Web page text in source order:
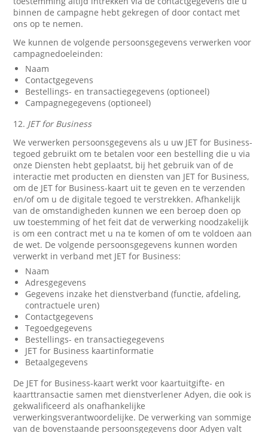
binnen de campagne hebt gekregen of door contact met
ons op te nemen.
We kunnen de volgende persoonsgegevens verwerken voor
campagnedoeleinden:
Naam
Contactgegevens
Bestellings- en transactiegegevens (optioneel)
Campagnegegevens (optioneel)
12. JET for Business
We verwerken persoonsgegevens als u uw JET for Business-
tegoed gebruikt om te betalen voor een bestelling die u via
onze Diensten hebt geplaatst, bij het gebruik van of de
interactie met producten en diensten van JET for Business,
om de JET for Business-kaart uit te geven en te verzenden
en/of om u de digitale tegoed te verstrekken. Afhankelijk
van de omstandigheden kunnen we een beroep doen op
uw toestemming of het feit dat de verwerking noodzakelijk
is om een contract met u na te komen of om te voldoen aan
de wet. De volgende persoonsgegevens kunnen worden
verwerkt in verband met JET for Business:
Naam
Adresgegevens
Gegevens inzake het dienstverband (functie, afdeling,
contractuele uren)
Contactgegevens
Tegoedgegevens
Bestellings- en transactiegegevens
JET for Business kaartinformatie
Betaalgegevens
De JET for Business-kaart werkt voor kaartuitgifte- en
kaarttransactie samen met dienstverlener Adyen, die ook is
gekwalificeerd als onafhankelijke
verwerkingsverantwoordelijke. De verwerking van sommige
van de bovenstaande persoonsgegevens door Adyen valt